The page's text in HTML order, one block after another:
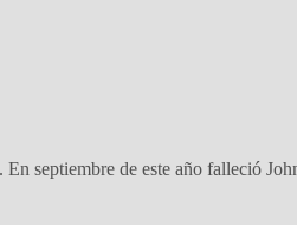
septiembre de este año falleció